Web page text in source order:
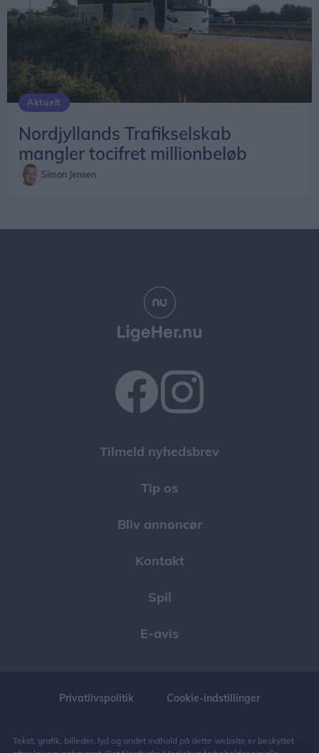
Aktuelt
Nordjyllands Trafikselskab
mangler tocifret millionbeløb
Simon Jensen
Tilmeld nyhedsbrev
Tip os
Bliv annoncør
Kontakt
Spil
E-avis
Privatlivspolitik Cookie-indstillinger
Tekst, grafik, billeder, lyd og andet indhold på dette website er beskyttet